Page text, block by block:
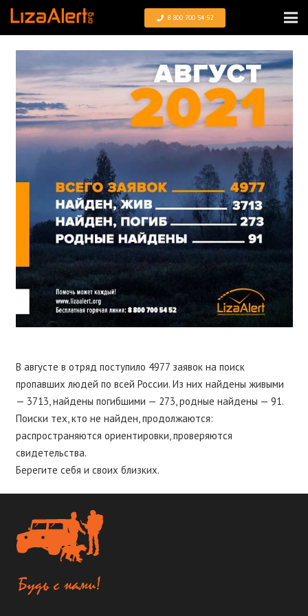
8 800 700 54 52
В августе в отряд поступило 4977 заявок на поиск
пропавших людей по всей России. Из них найдены живыми
— 3713, найдены погибшими — 273, родные найдены — 91.
Поиски тех, кто не найден, продолжаются:
распространяются ориентировки, проверяются
свидетельства.
Берегите себя и своих близких.